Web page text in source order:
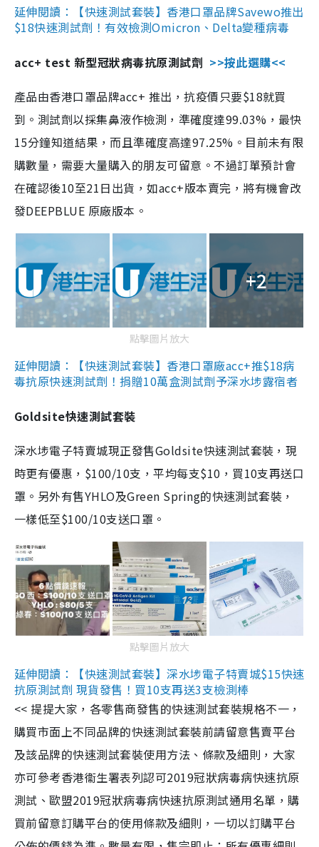
延伸閱讀：【快速測試套裝】香港口罩品牌Savewo推出
$18快速測試劑！有效檢測Omicron、Delta變種病毒
acc+ test 新型冠狀病毒抗原測試劑 >>按此選購<<
產品由香港口罩品牌acc+ 推出，抗疫價只要$18就買
到。測試劑以採集鼻液作檢測，準確度達99.03%，最快
15分鐘知道結果，而且準確度高達97.25%。目前未有限
購數量，需要大量購入的朋友可留意。不過訂單預計會
在確認後10至21日出貨，如acc+版本賣完，將有機會改
發DEEPBLUE 原廠版本。
+2
點擊圖片放大
延伸閱讀：【快速測試套裝】香港口罩廠acc+推$18病
毒抗原快速測試劑！捐贈10萬盒測試劑予深水埗露宿者
Goldsite快速測試套裝
深水埗電子特賣城現正發售Goldsite快速測試套裝，現
時更有優惠，$100/10支，平均每支$10，買10支再送口
罩。另外有售YHLO及Green Spring的快速測試套裝，
一樣低至$100/10支送口罩。
點擊圖片放大
延伸閱讀：【快速測試套裝】深水埗電子特賣城$15快速
抗原測試劑 現貨發售！買10支再送3支檢測棒
<< 提提大家，各零售商發售的快速測試套裝規格不一，
購買市面上不同品牌的快速測試套裝前請留意售賣平台
及該品牌的快速測試套裝使用方法、條款及細則，大家
亦可參考香港衞生署表列認可2019冠狀病毒病快速抗原
測試、歐盟2019冠狀病毒病快速抗原測試通用名單，購
買前留意訂購平台的使用條款及細則，一切以訂購平台